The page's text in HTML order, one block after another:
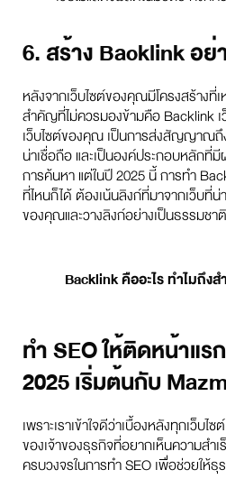
6. สร้าง Backlink อ
หลังจากเว็บไซต์ของคุณมีโครงสร้างที่
สำคัญที่ไม่ควรมองข้ามคือ Backlink เ
เว็บไซต์ของคุณ เป็นการส่งสัญญาณถึ
น่าเชื่อถือ และเป็นองค์ประกอบหลัก
การค้นหา แต่ในปี 2025 นี้ การทำ
ที่ไหนก็ได้ ต้องเน้นลิงก์ที่มาจากเว็บที่
ของคุณและวางลิงก์อย่างเป็นธรรมชา
Backlink คืออะไร ทำไมถึง
ทำ SEO ให้ติดหน้าแร
2025 เริ่มต้นกับ
เพราะเราเข้าใจดีว่าเบื้องหลังทุกเว็บ
ของเจ้าของธุรกิจที่อยากเห็นความสำเ
ครบวงจรในการทำ SEO เพื่อช่วยให้